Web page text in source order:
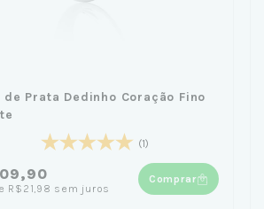
de Prata Dedinho Coração Fino
(1)
R$21,98 sem juros
Comprar